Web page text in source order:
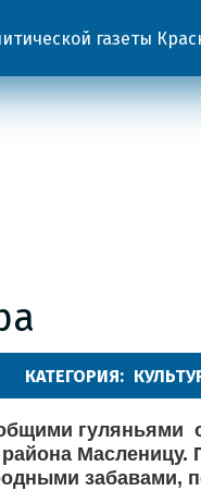
газеты
КАТЕГОРИЯ:
гуляньями
Масленицу.
забавами,